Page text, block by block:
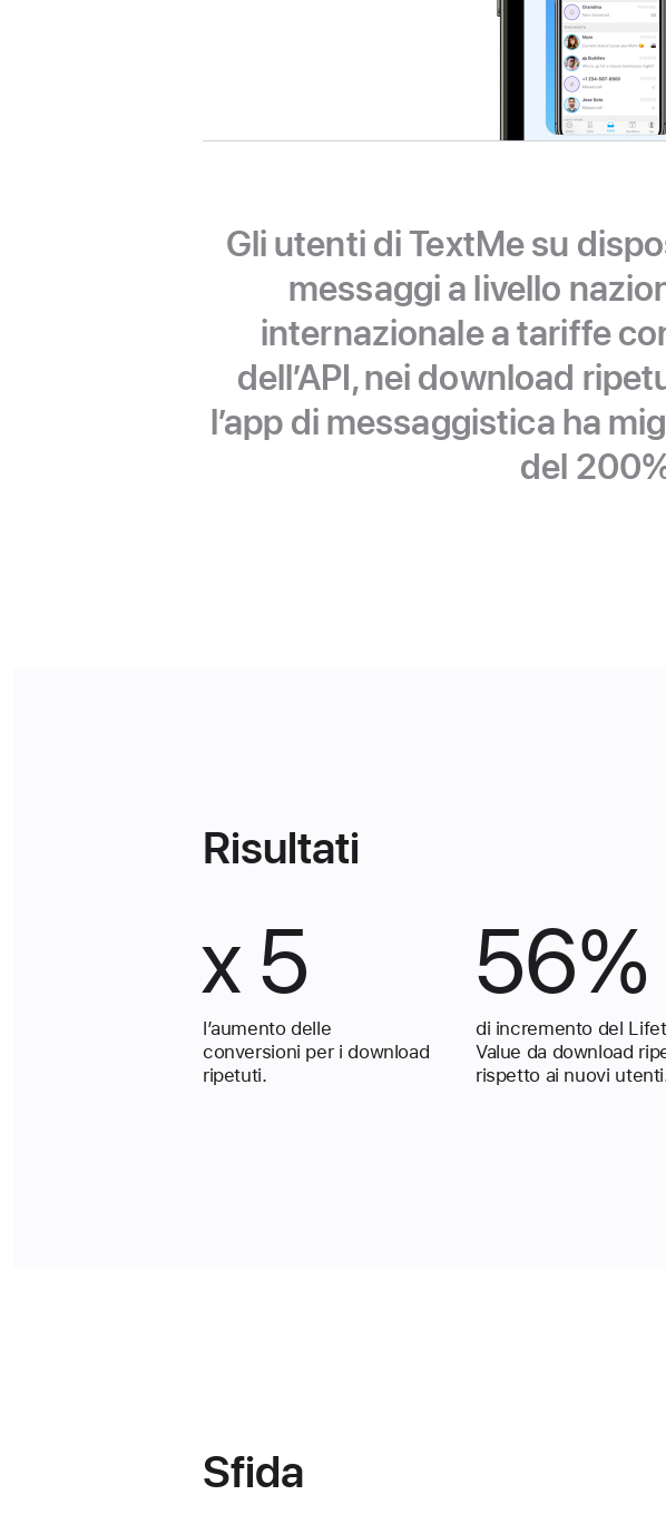
Gli utenti di TextMe su
messaggi a livello
internazionale a tariffe
dell’API, nei download
l’app di messaggistica ha
del
Risultati
x 5
l’aumento delle
conversioni per i download
ripetuti.
56%
di incremento del
Value da download
rispetto ai nuovi
Sfida